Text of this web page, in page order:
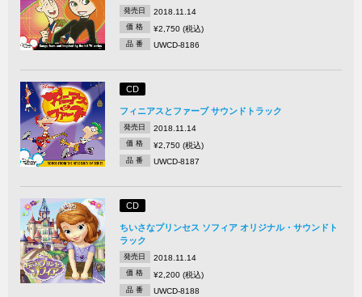
発売日 2018.11.14
価 格 ¥2,750 (税込)
品 番 UWCD-8186
CD
フィニアスとファーブ サウンドトラック
発売日 2018.11.14
価 格 ¥2,750 (税込)
品 番 UWCD-8187
CD
ちいさなプリンセス ソフィア オリジナル・サウンドト
ラック
発売日 2018.11.14
価 格 ¥2,200 (税込)
品 番 UWCD-8188